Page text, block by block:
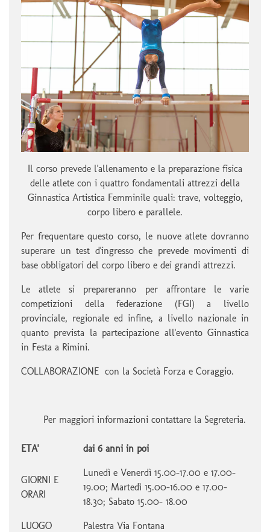
Il corso prevede l'allenamento e la preparazione fisica
delle atlete con i quattro fondamentali attrezzi della
Ginnastica Artistica Femminile quali: trave, volteggio,
corpo libero e parallele.
Per frequentare questo corso, le nuove atlete dovranno
superare un test d'ingresso che prevede movimenti di
base obbligatori del corpo libero e dei grandi attrezzi.
Le atlete si prepareranno per affrontare le varie
competizioni della federazione (FGI) a livello
provinciale, regionale ed infine, a livello nazionale in
quanto prevista la partecipazione all'evento Ginnastica
in Festa a Rimini.
COLLABORAZIONE con la Società Forza e Coraggio.
Per maggiori informazioni contattare la Segreteria.
ETA' dai 6 anni in poi
GIORNI E
ORARI
Lunedì e Venerdì 15.00-17.00 e 17.00-
19.00; Martedì 15.00-16.00 e 17.00-
18.30; Sabato 15.00- 18.00
LUOGO Palestra Via Fontana